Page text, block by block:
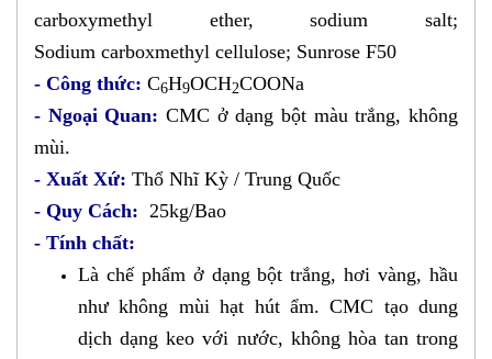
carboxymethyl ether, sodium salt;
Sodium carboxmethyl cellulose; Sunrose F50
- Công thức: C6H9OCH2COONa
- Ngoại Quan: CMC ở dạng bột màu trắng, không
mùi.
- Xuất Xứ: Thổ Nhĩ Kỳ / Trung Quốc
- Quy Cách: 25kg/Bao
- Tính chất:
Là chế phẩm ở dạng bột trắng, hơi vàng, hầu
như không mùi hạt hút ẩm. CMC tạo dung
dịch dạng keo với nước, không hòa tan trong